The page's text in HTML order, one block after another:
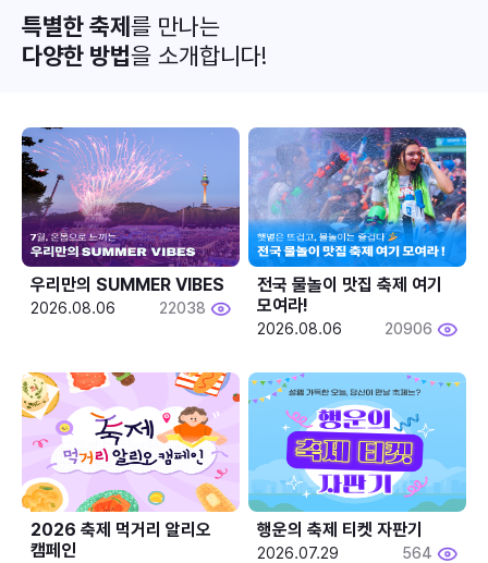
특별한 축제를 만나는
다양한 방법을 소개합니다!
우리만의 SUMMER VIBES
2026.08.06 22038
전국 물놀이 맛집 축제 여기
모여라!
2026.08.06 20906
2026 축제 먹거리 알리오
캠페인
행운의 축제 티켓 자판기
2026.07.29 564